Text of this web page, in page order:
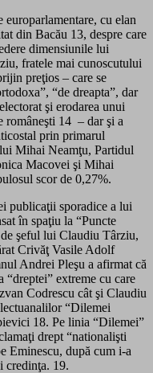
cu elan
din Bacău 13, despre care
dimensiunile lui
fratele mai cunoscutului
preţios – care se
“de dreapta”, dar
şi erodarea unui
româneşti 14 – dar şi a
prin primarul
Mihai Neamţu, Partidul
Macovei şi Mihai
scor de 0,27%.
publicaţii sporadice a lui
în spaţiu la “Puncte
şeful lui Claudiu Târziu,
Crivăţ Vasile Adolf
Andrei Pleşu a afirmat că
“dreptei” extreme cu care
Codrescu cât şi Claudiu
“Dilemei
18. Pe linia “Dilemei”
drept “nationalişti
Eminescu, după cum i-a
credinţa. 19.